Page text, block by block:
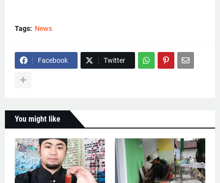
Tags: News
Facebook Twitter
You might like